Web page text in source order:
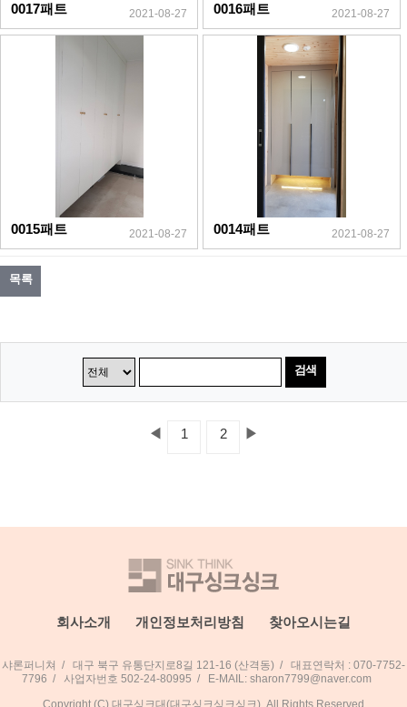
0017패트 2021-08-27 0016패트 2021-08-27
0015패트 2021-08-27 0014패트 2021-08-27
목록
검색
◀ 1 2 ▶
회사소개 개인정보처리방침 찾아오시는길
샤론퍼니쳐 / 대구 북구 유통단지로8길 121-16 (산격동) /
대표연락처 : 070-7752-
7796 / 사업자번호 502-24-80995 / E-MAIL: sharon7799@naver.com
Copyright (C) 대구싱크대(대구싱크싱크싱크). All Rights Reserved